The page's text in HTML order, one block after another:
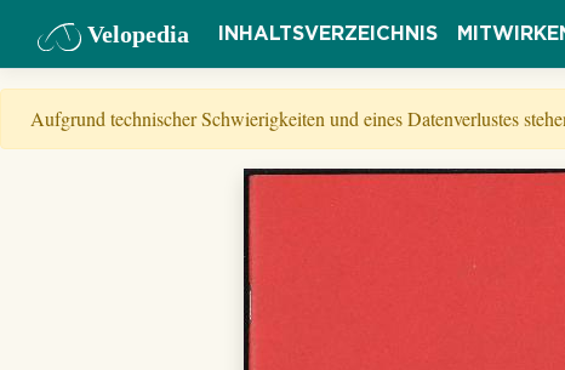
Velopedia INHALTSVERZEICHNIS
Aufgrund technischer Schwierigkeiten und eines Datenverlustes